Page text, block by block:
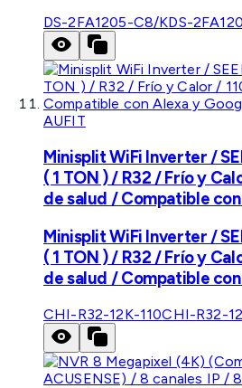
DS-2FA1205-C8/KDS-
AUFIT
Minisplit WiFi Inverter /
( 1 TON ) / R32 / Frío y
de salud / Compatible
Minisplit WiFi Inverter /
( 1 TON ) / R32 / Frío y
de salud / Compatible
CHI-R32-12K-110CHI-R32-